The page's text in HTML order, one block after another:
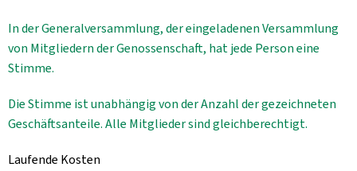
In der Generalversammlung, der eingeladenen Versammlung
von Mitgliedern der Genossenschaft, hat jede Person eine
Stimme.
Die Stimme ist unabhängig von der Anzahl der gezeichneten
Geschäftsanteile. Alle Mitglieder sind gleichberechtigt.
Laufende Kosten